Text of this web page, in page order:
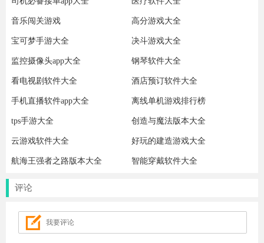
音乐闯关游戏 高分游戏大全
宝可梦手游大全 决斗游戏大全
监控摄像头app大全 钢琴软件大全
看电视剧软件大全 酒店预订软件大全
手机直播软件app大全 离线单机游戏排行榜
tps手游大全 创造与魔法版本大全
云游戏软件大全 好玩的建造游戏大全
航海王强者之路版本大全 智能穿戴软件大全
评论